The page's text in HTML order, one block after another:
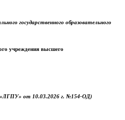
государственного образовательного
учреждения высшего
от 10.03.2026 г. №154-ОД)